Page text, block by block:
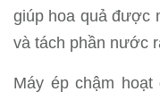
giúp hoa quả được
và tách phần nước
Máy ép chậm